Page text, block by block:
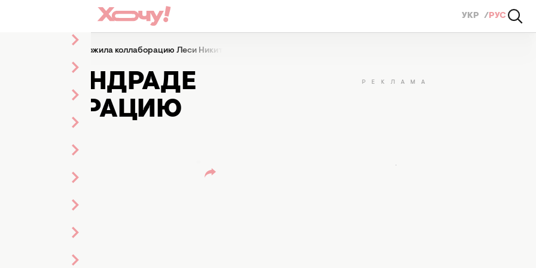
УКР РУС
Андраде предложила коллаборацию Леси Никитюк
АНДРАДЕ